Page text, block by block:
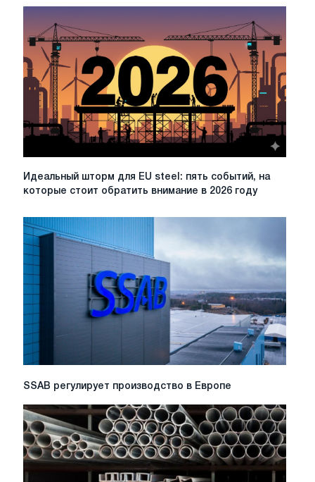
Нидерландах
сталкивается
с
закрытием
коксохимических
и
газовых
заводов
Идеальный
EU
steel:
пять
событий,
на
стоит
внимание
в
2026
Идеальный шторм для EU steel: пять событий, на
которые стоит обратить внимание в 2026 году
SSAB
производство
в
Европе
SSAB регулирует производство в Европе